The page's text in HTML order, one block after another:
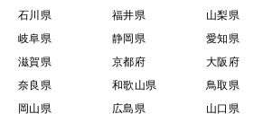
石川県
福井県 山梨県
岐阜県
静岡県 愛知県
滋賀県
京都府 大阪府
奈良県
和歌山県 鳥取県
岡山県
広島県 山口県